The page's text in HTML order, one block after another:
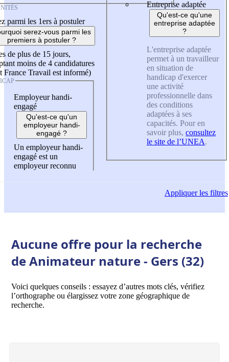
parmi les 1ers à postuler
serez-vous parmi les
premiers à postuler ?
de plus de 15 jours,
moins de 4 candidatures
France Travail est informé)
Employeur handi-
engagé
Qu'est-ce qu'un
employeur handi-
engagé ?
Un employeur handi-
engagé est un
employeur reconnu
Entreprise adaptée
Qu'est-ce qu'une
entreprise adaptée
?
L'entreprise adaptée
permet à un travailleur
en situation de
handicap d'exercer
une activité
professionnelle dans
des conditions
adaptées à ses
capacités. Pour en
savoir plus, consultez
le site de l’UNEA.
Appliquerles filtres
Aucune offre pour la recherche
de Animateur nature - Gers (32)
Voici quelques conseils : essayez d’autres mots clés, vérifiez
l’orthographe ou élargissez votre zone géographique de
recherche.